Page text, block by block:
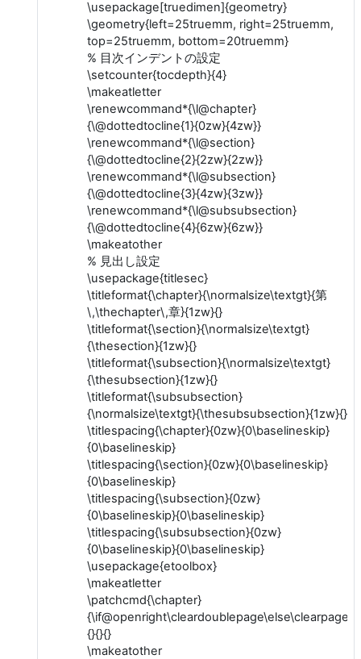
\usepackage[truedimen]{geometry}
\geometry{left=25truemm, right=25truemm,
top=25truemm, bottom=20truemm}
% 目次インデントの設定
\setcounter{tocdepth}{4}
\makeatletter
\renewcommand*{\l@chapter}
{\@dottedtocline{1}{0zw}{4zw}}
\renewcommand*{\l@section}
{\@dottedtocline{2}{2zw}{2zw}}
\renewcommand*{\l@subsection}
{\@dottedtocline{3}{4zw}{3zw}}
\renewcommand*{\l@subsubsection}
{\@dottedtocline{4}{6zw}{6zw}}
\makeatother
% 見出し設定
\usepackage{titlesec}
\titleformat{\chapter}{\normalsize\textgt}{第
\,\thechapter\,章}{1zw}{}
\titleformat{\section}{\normalsize\textgt}
{\thesection}{1zw}{}
\titleformat{\subsection}{\normalsize\textgt}
{\thesubsection}{1zw}{}
\titleformat{\subsubsection}
{\normalsize\textgt}{\thesubsubsection}{1zw}{}
\titlespacing{\chapter}{0zw}{0\baselineskip}
{0\baselineskip}
\titlespacing{\section}{0zw}{0\baselineskip}
{0\baselineskip}
\titlespacing{\subsection}{0zw}
{0\baselineskip}{0\baselineskip}
\titlespacing{\subsubsection}{0zw}
{0\baselineskip}{0\baselineskip}
\usepackage{etoolbox}
\makeatletter
\patchcmd{\chapter}
{}{}{}
\makeatother